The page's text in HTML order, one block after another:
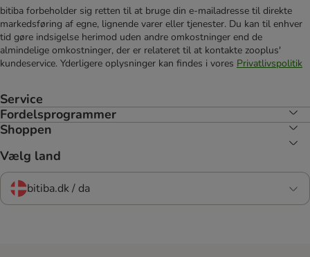
bitiba forbeholder sig retten til at bruge din e-mailadresse til direkte
markedsføring af egne, lignende varer eller tjenester. Du kan til enhver
tid gøre indsigelse herimod uden andre omkostninger end de
almindelige omkostninger, der er relateret til at kontakte zooplus'
kundeservice. Yderligere oplysninger kan findes i vores Privatlivspolitik
Service
Fordelsprogrammer
Shoppen
Vælg land
bitiba.dk / da